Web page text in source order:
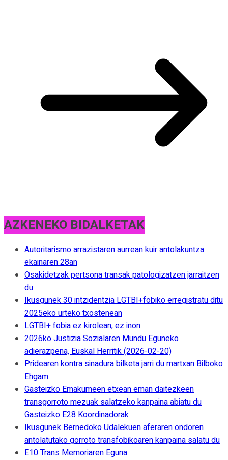
AZKENEKO BIDALKETAK
Autoritarismo arrazistaren aurrean kuir antolakuntza
ekainaren 28an
Osakidetzak pertsona transak patologizatzen jarraitzen
du
Ikusgunek 30 intzidentzia LGTBI+fobiko erregistratu ditu
2025eko urteko txostenean
LGTBI+ fobia ez kirolean, ez inon
2026ko Justizia Sozialaren Mundu Eguneko
adierazpena, Euskal Herritik (2026-02-20)
Pridearen kontra sinadura bilketa jarri du martxan Bilboko
Ehgam
Gasteizko Emakumeen etxean eman daitezkeen
transgorroto mezuak salatzeko kanpaina abiatu du
Gasteizko E28 Koordinadorak
Ikusgunek Bernedoko Udalekuen aferaren ondoren
antolatutako gorroto transfobikoaren kanpaina salatu du
E10 Trans Memoriaren Eguna